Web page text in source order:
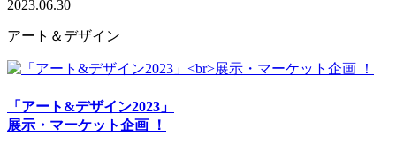
2023.06.30
アート＆デザイン
「アート&デザイン2023」
展示・マーケット企画 ！